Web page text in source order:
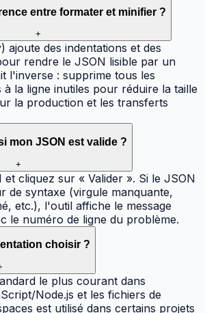
entre formater et minifier ?
+
ajoute des indentations et des
rendre le JSON lisible par un
l'inverse : supprime tous les
la ligne inutiles pour réduire la taille
la production et les transferts
mon JSON est valide ?
+
cliquez sur « Valider ». Si le JSON
de syntaxe (virgule manquante,
etc.), l'outil affiche le message
le numéro de ligne du problème.
choisir ?
le plus courant dans
Node.js et les fichiers de
est utilisé dans certains projets